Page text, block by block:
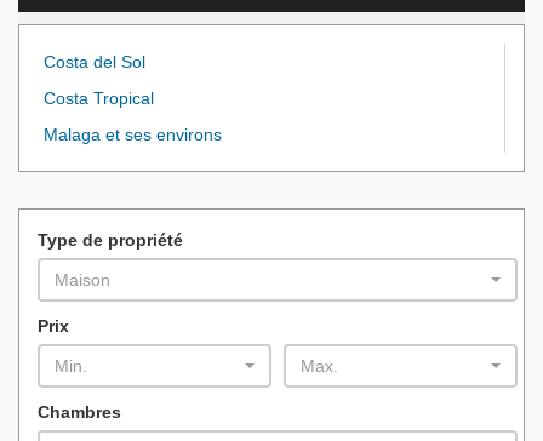
Costa del Sol
Costa Tropical
Malaga et ses environs
Type de propriété
Maison
Prix
Min. Max.
Chambres